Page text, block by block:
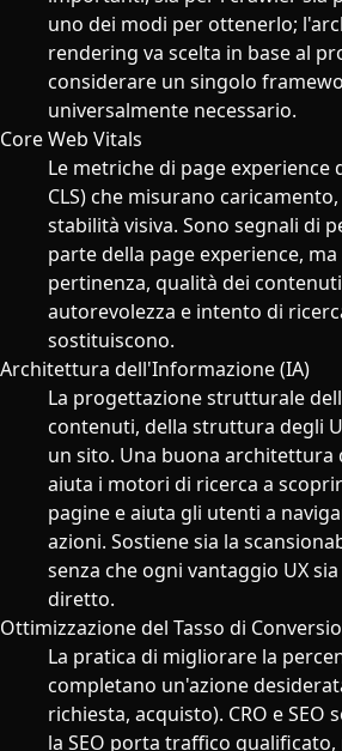
uno dei modi per ottenerlo;
rendering va scelta in base al
considerare un singolo
universalmente necessario.
Core Web Vitals
Le metriche di page experience
CLS) che misurano
stabilità visiva. Sono segnali di
parte della page experience,
pertinenza, qualità dei
autorevolezza e intento di
sostituiscono.
Architettura dell'Informazione (IA)
La progettazione strutturale
contenuti, della struttura degli
un sito. Una buona
aiuta i motori di ricerca a
pagine e aiuta gli utenti a
azioni. Sostiene sia la
senza che ogni vantaggio UX
diretto.
Ottimizzazione del Tasso di
La pratica di migliorare la
completano un'azione
richiesta, acquisto). CRO e SEO
la SEO porta traffico qualificato,